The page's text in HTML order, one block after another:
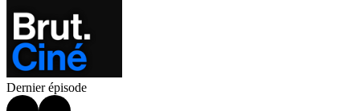
Dernier épisode